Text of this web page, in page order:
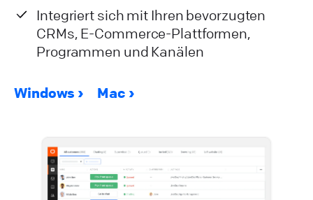
Integriert sich mit Ihren bevorzugten
CRMs, E-Commerce-Plattformen,
Programmen und Kanälen
Windows Mac